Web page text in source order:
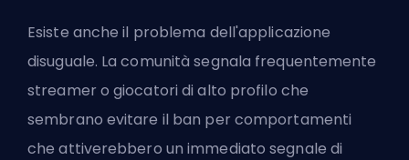
Esiste anche il problema dell'applicazione
disuguale. La comunità segnala frequentemente
streamer o giocatori di alto profilo che
sembrano evitare il ban per comportamenti
che attiverebbero un immediato segnale di